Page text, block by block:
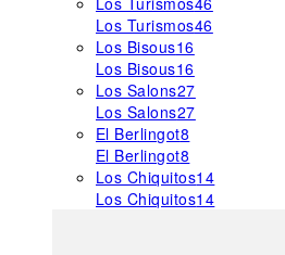
Los Turismos46
Los Bisous16
Los Bisous16
Los Salons27
Los Salons27
El Berlingot8
El Berlingot8
Los Chiquitos14
Los Chiquitos14